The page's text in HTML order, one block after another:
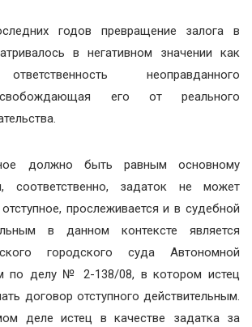
годов превращение залога в
в негативном значении как
неоправданного
его от реального
должно быть равным основному
соответственно, задаток не может
прослеживается и в судебной
в данном контексте является
городского суда Автономной
по делу № 2-138/08, в котором истец
договор отступного действительным.
деле истец в качестве задатка за